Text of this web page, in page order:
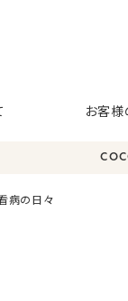
お客様
病の日々